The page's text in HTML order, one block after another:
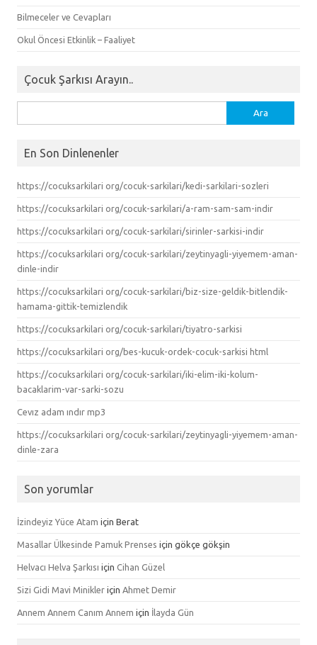
Bilmeceler ve Cevapları
Okul Öncesi Etkinlik – Faaliyet
Çocuk Şarkısı Arayın..
En Son Dinlenenler
https://cocuksarkilari org/cocuk-sarkilari/kedi-sarkilari-sozleri
https://cocuksarkilari org/cocuk-sarkilari/a-ram-sam-sam-indir
https://cocuksarkilari org/cocuk-sarkilari/sirinler-sarkisi-indir
https://cocuksarkilari org/cocuk-sarkilari/zeytinyagli-yiyemem-aman-
dinle-indir
https://cocuksarkilari org/cocuk-sarkilari/biz-size-geldik-bitlendik-
hamama-gittik-temizlendik
https://cocuksarkilari org/cocuk-sarkilari/tiyatro-sarkisi
https://cocuksarkilari org/bes-kucuk-ordek-cocuk-sarkisi html
https://cocuksarkilari org/cocuk-sarkilari/iki-elim-iki-kolum-
bacaklarim-var-sarki-sozu
Cevız adam ındır mp3
https://cocuksarkilari org/cocuk-sarkilari/zeytinyagli-yiyemem-aman-
dinle-zara
Son yorumlar
İzindeyiz Yüce Atam için Berat
Masallar Ülkesinde Pamuk Prenses için gökçe gökşin
Helvacı Helva Şarkısı için Cihan Güzel
Sizi Gidi Mavi Minikler için Ahmet Demir
Annem Annem Canım Annem için İlayda Gün